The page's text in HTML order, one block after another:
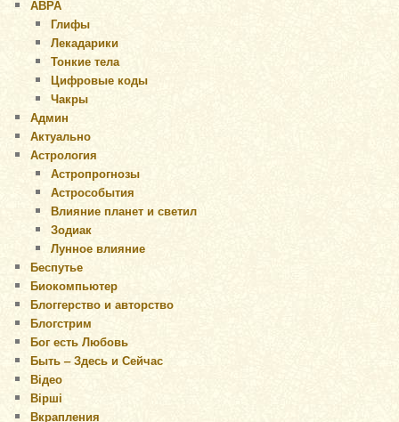
АВРА
Глифы
Лекадарики
Тонкие тела
Цифровые коды
Чакры
Админ
Актуально
Астрология
Астропрогнозы
Астрособытия
Влияние планет и светил
Зодиак
Лунное влияние
Беспутье
Биокомпьютер
Блоггерство и авторство
Блогстрим
Бог есть Любовь
Быть – Здесь и Сейчас
Відео
Вірші
Вкрапления